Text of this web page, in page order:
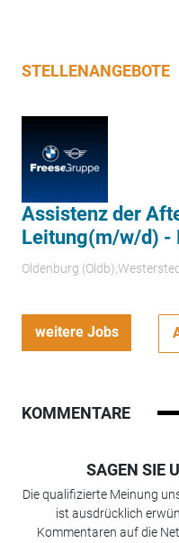
STELLENANGEBOTE
Assistenz der
Leitung(m/w/d) -
Oldenburg
weitere Jobs
KOMMENTARE
SAGEN SIE
Die qualifizierte Meinung
ist ausdrücklich
Kommentaren auf die